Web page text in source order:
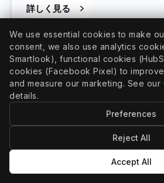
詳しく見る
CRMCONNECT（シーアー
MindbodyとKeap
We use essential cookies to make
consent, we also use analytics
Smartlook), functional cookies
cookies (Facebook Pixel) to
and measure our marketing. See our
details.
Preferences
Reject All
Accept All